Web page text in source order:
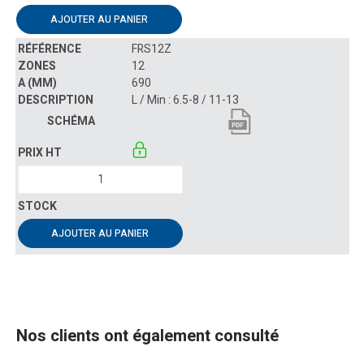
AJOUTER AU PANIER
FRS12Z
12
690
L / Min : 6.5-8 / 11-13
AJOUTER AU PANIER
Nos clients ont également consulté